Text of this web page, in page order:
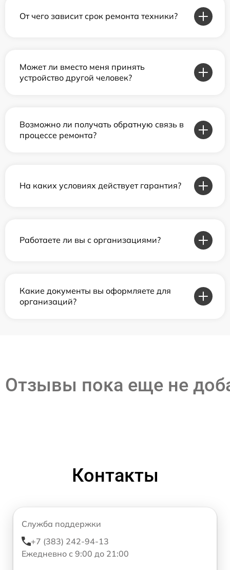
От чего зависит срок ремонта техники?
Может ли вместо меня принять
устройство другой человек?
Возможно ли получать обратную связь в
процессе ремонта?
На каких условиях действует гарантия?
Работаете ли вы с организациями?
Какие документы вы оформляете для
организаций?
Отзывы пока еще не
Контакты
Служба поддержки
+7 (383) 242-94-13
Ежедневно с 9:00 до 21:00